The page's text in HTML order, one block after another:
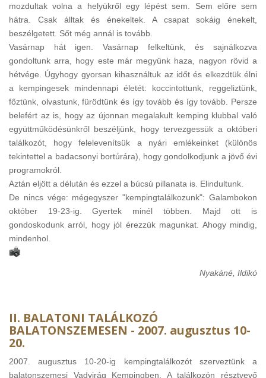
mozdultak volna a helyükről egy lépést sem. Sem előre sem
hátra. Csak álltak és énekeltek. A csapat sokáig énekelt,
beszélgetett. Sőt még annál is tovább.
Vasárnap hát igen. Vasárnap felkeltünk, és sajnálkozva
gondoltunk arra, hogy este már megyünk haza, nagyon rövid a
hétvége. Úgyhogy gyorsan kihasználtuk az időt és elkezdtük élni
a kempingesek mindennapi életét: koccintottunk, reggeliztünk,
főztünk, olvastunk, fürödtünk és így tovább és így tovább. Persze
belefért az is, hogy az újonnan megalakult kemping klubbal való
együttműködésünkről beszéljünk, hogy tervezgessük a októberi
találkozót, hogy felelevenítsük a nyári emlékeinket (különös
tekintettel a badacsonyi bortúrára), hogy gondolkodjunk a jövő évi
programokról.
Aztán eljött a délután és ezzel a búcsú pillanata is. Elindultunk.
De nincs vége: mégegyszer "kempingtalálkozunk": Galambokon
október 19-23-ig. Gyertek minél többen. Majd ott is
gondoskodunk arról, hogy jól érezzük magunkat. Ahogy mindig,
mindenhol.
Nyakáné, Ildikó
II. BALATONI TALÁLKOZÓ
BALATONSZEMESEN - 2007. augusztus 10-
20.
2007. augusztus 10-20-ig kempingtalálkozót szerveztünk a
balatonszemesi Vadvirág Kempingben. A találkozón résztvevő